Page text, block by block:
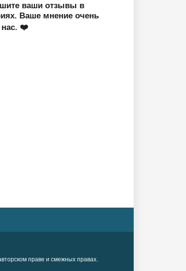
ваши отзывы в
Ваше мнение очень
нас. ❤️
праве и смежных правах.